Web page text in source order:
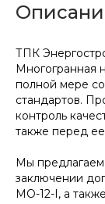
ТПК
Многогранная
полной мере
стандартов.
контроль
также перед
Мы
заключении
МО-12-I, а